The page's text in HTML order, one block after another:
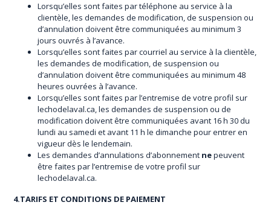
Lorsqu’elles sont faites par téléphone au service à la
clientèle, les demandes de modification, de suspension ou
d’annulation doivent être communiquées au minimum 3
jours ouvrés à l’avance.
Lorsqu’elles sont faites par courriel au service à la clientèle,
les demandes de modification, de suspension ou
d’annulation doivent être communiquées au minimum 48
heures ouvrées à l’avance.
Lorsqu’elles sont faites par l’entremise de votre profil sur
lechodelaval.ca, les demandes de suspension ou de
modification doivent être communiquées avant 16 h 30 du
lundi au samedi et avant 11 h le dimanche pour entrer en
vigueur dès le lendemain.
Les demandes d’annulations d’abonnement nepeuvent
être faites par l’entremise de votre profil sur
lechodelaval.ca.
4.TARIFS ET CONDITIONS DE PAIEMENT